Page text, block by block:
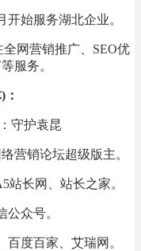
开始服务湖北企业。
网营销推广、SEO优
服务。
守护袁昆
营销论坛超级版主。
站长网、站长之家。
公众号。
度百家、艾瑞网。